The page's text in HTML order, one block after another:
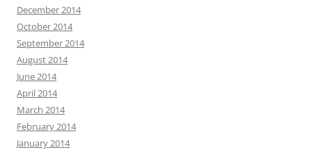
December 2014
October 2014
September 2014
August 2014
June 2014
April 2014
March 2014
February 2014
January 2014